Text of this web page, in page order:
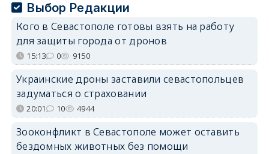
Выбор Редакции
Кого в Севастополе готовы взять на работу
для защиты города от дронов
15:13 0 9150
Украинские дроны заставили севастопольцев
задуматься о страховании
20:01 10 4944
Зооконфликт в Севастополе может оставить
бездомных животных без помощи